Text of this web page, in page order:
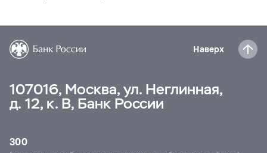
Наверх
107016, Москва, ул. Неглинная,
д. 12, к. В, Банк России
300